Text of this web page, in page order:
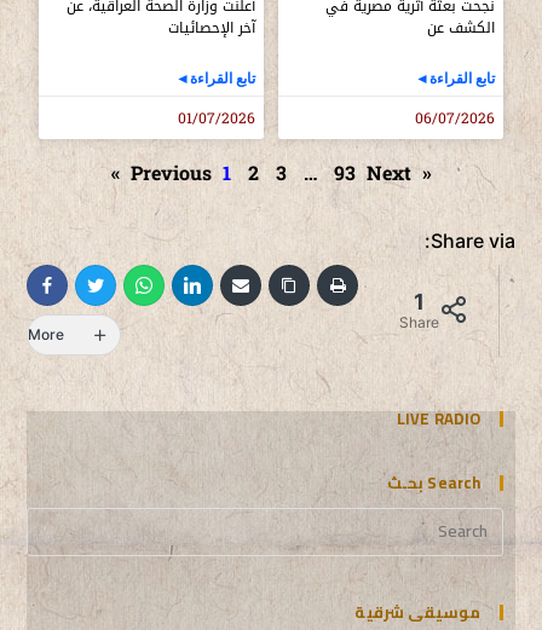
نجحت بعثة أثرية مصرية في
الكشف عن
تابع القراءة◄
06/07/2026
أعلنت وزارة الصحة العراقية، عن
آخر الإحصائيات
تابع القراءة◄
01/07/2026
« Previous
1 2 3 … 93 Next »
Share via:
1
Share
More
LIVE RADIO
Search بحـث
موسيقى شرقية